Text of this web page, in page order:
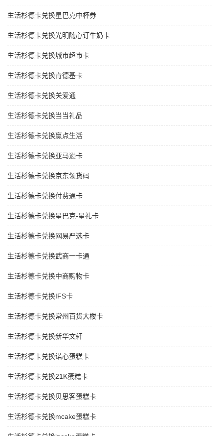
生活杉德卡兑换星巴克中杯券
生活杉德卡兑换光明随心订牛奶卡
生活杉德卡兑换城市超市卡
生活杉德卡兑换肯德基卡
生活杉德卡兑换关爱通
生活杉德卡兑换当当礼品
生活杉德卡兑换赢点生活
生活杉德卡兑换亚马逊卡
生活杉德卡兑换京东领货码
生活杉德卡兑换付费通卡
生活杉德卡兑换星巴克-星礼卡
生活杉德卡兑换网易严选卡
生活杉德卡兑换武商一卡通
生活杉德卡兑换中商购物卡
生活杉德卡兑换IFS卡
生活杉德卡兑换常州百货大楼卡
生活杉德卡兑换新华文轩
生活杉德卡兑换诺心蛋糕卡
生活杉德卡兑换21K蛋糕卡
生活杉德卡兑换贝思客蛋糕卡
生活杉德卡兑换mcake蛋糕卡